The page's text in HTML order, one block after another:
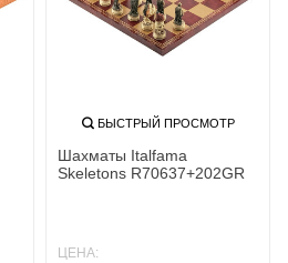
БЫСТРЫЙ ПРОСМОТР
Шахматы Italfama
Skeletons R70637+202GR
ЦЕНА: